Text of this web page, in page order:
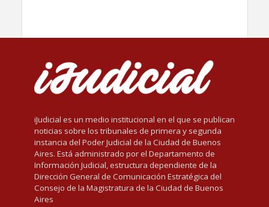
iJudicial es un medio institucional en el que se publican
noticias sobre los tribunales de primera y segunda
instancia del Poder Judicial de la Ciudad de Buenos
Aires. Está administrado por el Departamento de
Información Judicial, estructura dependiente de la
Dirección General de Comunicación Estratégica del
Consejo de la Magistratura de la Ciudad de Buenos
Aires